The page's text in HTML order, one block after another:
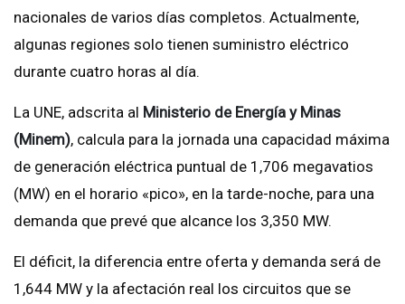
nacionales de varios días completos. Actualmente,
algunas regiones solo tienen suministro eléctrico
durante cuatro horas al día.
La UNE, adscrita al Ministerio de Energía y Minas
(Minem), calcula para la jornada una capacidad máxima
de generación eléctrica puntual de 1,706 megavatios
(MW) en el horario «pico», en la tarde-noche, para una
demanda que prevé que alcance los 3,350 MW.
El déficit, la diferencia entre oferta y demanda será de
1,644 MW y la afectación real los circuitos que se